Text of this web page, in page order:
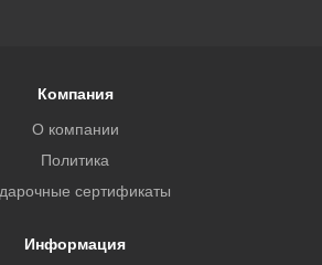
Компания
О компании
Политика
сертификаты
Информация